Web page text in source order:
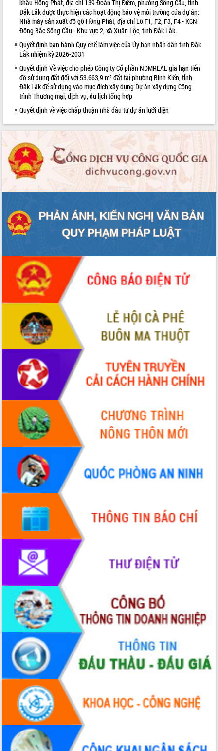
Minh
Lễ truy điệu và an táng hài cốt liệt sĩ
tại Nghĩa trang Liệt sĩ xã Sơn Hòa
Bàn giải pháp tháo gỡ khó khăn trong
xuất khẩu sầu riêng và triển khai quy
Thứ trưởng Bộ Nông nghiệp và Môi
trường Nguyễn Hoàng Hiệp khảo sát
vùng trồng và doanh nghiệp đóng gói
sầu riêng tại Đắk Lắk
Trình diễn nghệ thuật chế biến các
món ăn từ sầu riêng
Đắk Lắk công bố Quy hoạch và xúc
tiến đầu tư tỉnh
Ngành cá ngừ Đắk Lắk chủ động thích
ứng để giữ vững thị trường xuất khẩu
Diễn đàn Kinh tế tư nhân Việt Nam đột
cải cách hành chính tỉnh Đắk Lắk
Kết nối tour, đẩy mạnh chuyển đổi số
để phát triển du lịch Đắk Lắk
tầng kỹ thuật Cụm công nghiệp Tân
Gặp mặt các cơ quan báo chí nhân Kỷ
niệm 101 năm Ngày Báo chí Cách
mạng Việt Nam
Đắk Lắk sơ kết 4 năm triển khai thực
hiện Đề án 06 của Chính phủ
Họp báo thông tin về Hội nghị Công bố
Quy hoạch và Xúc tiến đầu tư tỉnh Đắk
Lắk
Khơi thông điểm nghẽn, đẩy nhanh
giải ngân vốn khắc phục thiên tai
HĐND tỉnh thông qua điều chỉnh Quy
hoạch tỉnh thời kỳ 2021-2030
Hội thảo góp ý hồ sơ điều chỉnh quy
hoạch tỉnh Đắk Lắk thời kỳ 2021-2030,
tầm nhìn đến năm 2050
Nâng cao hiệu quả hoạt động của các
doanh nghiệp nhà nước
Hội nghị triển khai kết nối mạng
truyền số liệu chuyên dùng phục vụ cơ
quan Đảng, Nhà nước
Lễ phát động chuỗi hoạt động chung
tay làm sạch môi trường
Xã Ea Kar bước chuyển mình trong
công tác cải cách hành chính mô hình
UBND tỉnh họp báo định kỳ tháng 4
năm 2026
Hội thảo khoa học “Giải pháp thúc đẩy
phát triển nền kinh tế xanh tại tỉnh
Đắk Lắk”
Tăng cường giám sát, đôn đốc thực
hiện nhiệm vụ quản lý tài sản công
hàng tuần
Tháo gỡ những vướng mắc, đẩy mạnh
công tác cải cách thủ tục hành chính
tại Trung tâm Phục vụ hành chính
công tỉnh
Đắk Lắk: Tôn vinh 46 giải pháp tại Hội
thi Sáng tạo Kỹ thuật 2024 - 2025
Đắk Lắk rà soát, điều chỉnh Đề án 190
về phát triển nuôi trồng thủy sản
Phó Chủ tịch UBND tỉnh Đắk Lắk
Trương Công Thái kiểm tra thực địa
Dự án cao tốc Khánh Hòa - Buôn Ma
Thuột
LIÊN KẾT WEB
khẩu Hồng Phát, địa chỉ 139 Đoàn Thị Điểm, phường Sông Cầu, tỉnh
Đắk Lắk được thực hiện các hoạt động bảo vệ môi trường của dự án:
Nhà máy sản xuất đồ gỗ Hồng Phát, địa chỉ Lô F1, F2, F3, F4 - KCN
Đông Bắc Sông Cầu - Khu vực 2, xã Xuân Lộc, tỉnh Đắk Lắk.
Quyết định ban hành Quy chế làm việc của Ủy ban nhân dân tỉnh Đắk
Lắk nhiệm kỳ 2026-2031
Quyết định Về việc cho phép Công ty Cổ phần NDMREAL gia hạn tiến
độ sử dụng đất đối với 53.663,9 m² đất tại phường Bình Kiến, tỉnh
Đắk Lắk để sử dụng vào mục đích xây dựng Dự án xây dựng Công
trình Thương mại, dịch vụ, du lịch tổng hợp
Quyết định về việc chấp thuận nhà đầu tư dự án lưới điện